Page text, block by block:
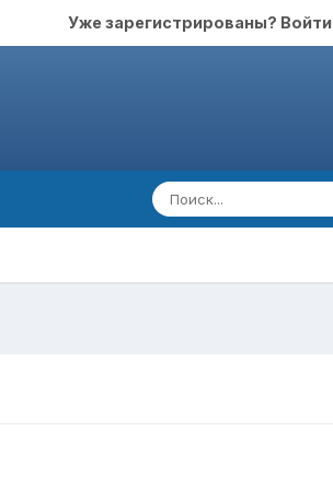
Уже зарегистрированы? Войти